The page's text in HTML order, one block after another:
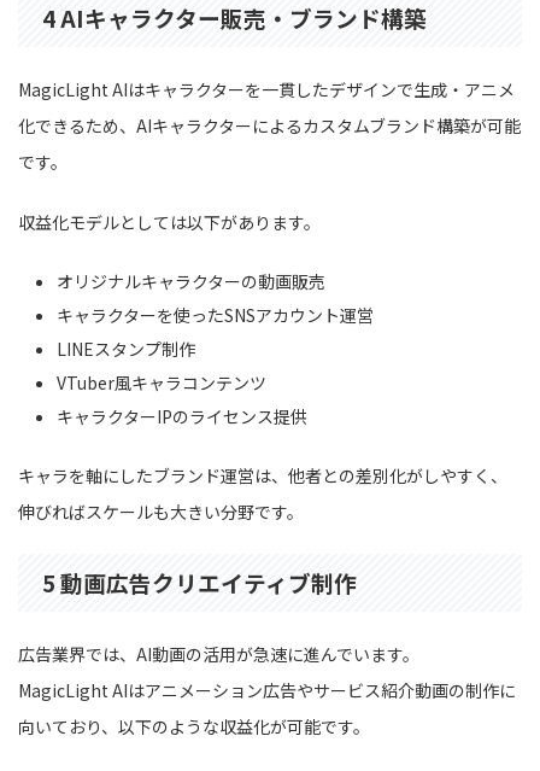
4 AIキャラクター販売・ブランド構築
MagicLight AIはキャラクターを一貫したデザインで生成・アニメ
化できるため、AIキャラクターによるカスタムブランド構築が可能
です。
収益化モデルとしては以下があります。
オリジナルキャラクターの動画販売
キャラクターを使ったSNSアカウント運営
LINEスタンプ制作
VTuber風キャラコンテンツ
キャラクターIPのライセンス提供
キャラを軸にしたブランド運営は、他者との差別化がしやすく、
伸びればスケールも大きい分野です。
5 動画広告クリエイティブ制作
広告業界では、AI動画の活用が急速に進んでいます。
MagicLight AIはアニメーション広告やサービス紹介動画の制作に
向いており、以下のような収益化が可能です。